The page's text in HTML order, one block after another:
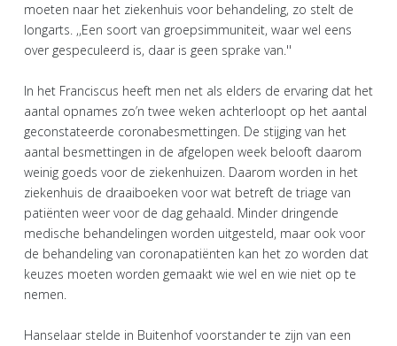
moeten naar het ziekenhuis voor behandeling, zo stelt de
longarts. ,,Een soort van groepsimmuniteit, waar wel eens
over gespeculeerd is, daar is geen sprake van.''
In het Franciscus heeft men net als elders de ervaring dat het
aantal opnames zo’n twee weken achterloopt op het aantal
geconstateerde coronabesmettingen. De stijging van het
aantal besmettingen in de afgelopen week belooft daarom
weinig goeds voor de ziekenhuizen. Daarom worden in het
ziekenhuis de draaiboeken voor wat betreft de triage van
patiënten weer voor de dag gehaald. Minder dringende
medische behandelingen worden uitgesteld, maar ook voor
de behandeling van coronapatiënten kan het zo worden dat
keuzes moeten worden gemaakt wie wel en wie niet op te
nemen.
Hanselaar stelde in Buitenhof voorstander te zijn van een